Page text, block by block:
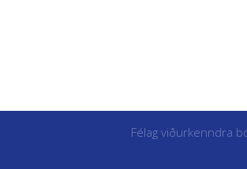
Félag viðurkenndra